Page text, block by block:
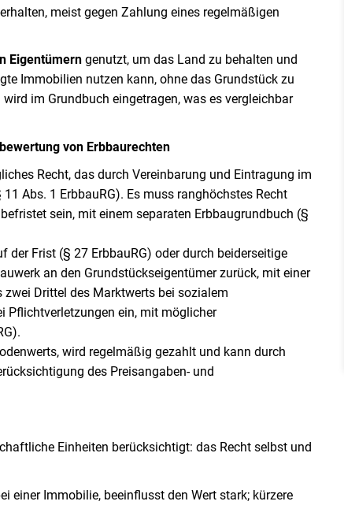
meist gegen Zahlung eines regelmäßigen
Eigentümern genutzt, um das Land zu behalten und
Immobilien nutzen kann, ohne das Grundstück zu
im Grundbuch eingetragen, was es vergleichbar
von Erbbaurechten
Recht, das durch Vereinbarung und Eintragung im
Abs. 1 ErbbauRG). Es muss ranghöchstes Recht
sein, mit einem separaten Erbbaugrundbuch (§
Frist (§ 27 ErbbauRG) oder durch beiderseitige
an den Grundstückseigentümer zurück, mit einer
Drittel des Marktwerts bei sozialem
Pflichtverletzungen ein, mit möglicher
wird regelmäßig gezahlt und kann durch
des Preisangaben- und
Einheiten berücksichtigt: das Recht selbst und
einer Immobilie, beeinflusst den Wert stark; kürzere